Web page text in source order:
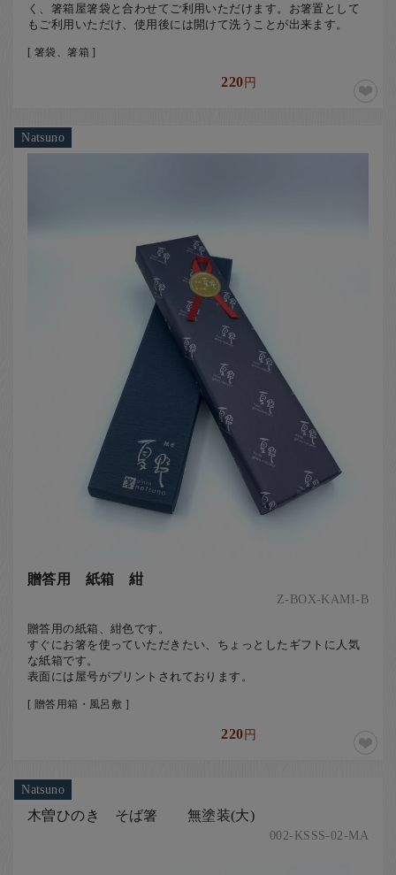
く、箸箱屋箸袋と合わせてご利用いただけます。お箸置として
もご利用いただけ、使用後には開けて洗うことが出来ます。
[ 箸袋、箸箱 ]
220円
Natsuno
贈答用 紙箱 紺
Z-BOX-KAMI-B
贈答用の紙箱、紺色です。
すぐにお箸を使っていただきたい、ちょっとしたギフトに人気
な紙箱です。
表面には屋号がプリントされております。
[ 贈答用箱・風呂敷 ]
220円
Natsuno
木曽ひのき そば箸 無塗装(大)
002-KSSS-02-MA